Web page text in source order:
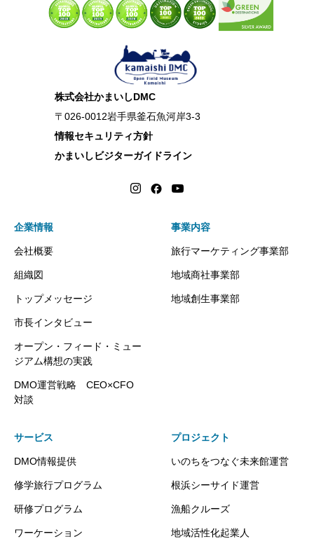
株式会社かまいしDMC
〒026-0012岩手県釜石魚河岸3-3
情報セキュリティ方針
かまいしビジターガイドライン
企業情報
会社概要
組織図
トップメッセージ
市長インタビュー
オープン・フィード・ミュー
ジアム構想の実践
DMO運営戦略 CEO×CFO
対談
事業内容
旅行マーケティング事業部
地域商社事業部
地域創生事業部
サービス
DMO情報提供
修学旅行プログラム
研修プログラム
ワーケーション
プロジェクト
いのちをつなぐ未来館運営
根浜シーサイド運営
漁船クルーズ
地域活性化起業人